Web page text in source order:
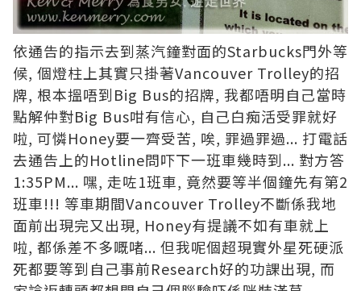
依通告的指示去到蒸汽鐘對面的Starbucks門外等
候, 個燈柱上其實只掛著Vancouver Trolley的招
牌, 根本搵唔到Big Bus的招牌, 我都唔明自己當時
點解仲對Big Bus咁有信心, 自己白痴活受罪就好
啦, 可憐Honey要一齊受苦, 唉, 罪過罪過... 打電話
去通告上的Hotline問吓下一班車幾時到... 對方答
1:35PM... 嘿, 走咗1班車, 竟然要等半個鐘先有第2
班車!!! 等車期間Vancouver Trolley不斷係我地
面前出現完又出現, Honey有提議不如有車就上
啦, 都係差不多嘅啫... 但我呢個超現實外星死硬派
死都要等到自己事前Research好的功課出現, 而